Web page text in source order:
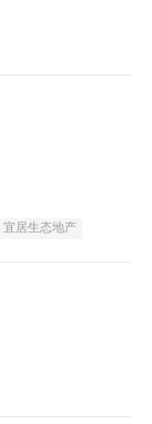
宜居生态地产